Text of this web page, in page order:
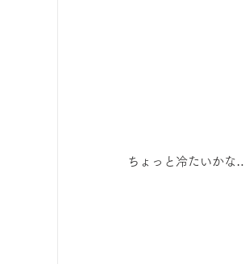
ちょっと冷たいかな